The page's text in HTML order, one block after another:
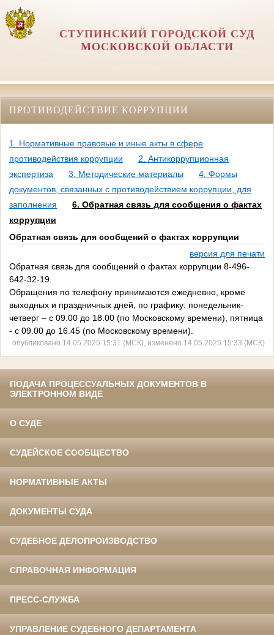
СТУПИНСКИЙ ГОРОДСКОЙ СУД
МОСКОВСКОЙ ОБЛАСТИ
ПРОТИВОДЕЙСТВИЕ КОРРУПЦИИ
1. Нормативные правовые и иные акты в сфере
противодействия коррупции
2. Антикоррупционная
экспертиза
3. Методические материалы
4. Формы
документов, связанных с противодействием коррупции, для
заполнения
6. Обратная связь для сообщения о фактах
коррупции
Обратная связь для сообщений о фактах коррупции
версия для печати
Обратная связь для сообщений о фактах коррупции 8-496-
642-32-19.
Обращения по телефону принимаются ежедневно, кроме
выходных и праздничных дней, по графику: понедельник-
четверг – с 09.00 до 18.00 (по Московскому времени), пятница
- с 09.00 до 16.45 (по Московскому времени).
опубликовано 14.05.2025 15:31 (МСК), изменено 14.05.2025 15:33 (МСК)
ПОДАЧА ПРОЦЕССУАЛЬНЫХ ДОКУМЕНТОВ В
ЭЛЕКТРОННОМ ВИДЕ
О СУДЕ
СУДЕЙСКОЕ СООБЩЕСТВО
НОРМАТИВНЫЕ АКТЫ
ДОКУМЕНТЫ СУДА
СУДЕБНОЕ ДЕЛОПРОИЗВОДСТВО
СПРАВОЧНАЯ ИНФОРМАЦИЯ
ПРЕСС-СЛУЖБА
УПРАВЛЕНИЕ СУДЕБНОГО ДЕПАРТАМЕНТА